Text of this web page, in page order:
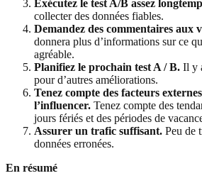
Exécutez le test A/B assez
collecter des données fiables.
Demandez des commentaires aux
donnera plus d’informations sur ce
agréable.
Planifiez le prochain test A / B. Il y
pour d’autres améliorations.
Tenez compte des facteurs
l’influencer. Tenez compte des
jours fériés et des périodes de
Assurer un trafic suffisant. Peu de
données erronées.
En résumé